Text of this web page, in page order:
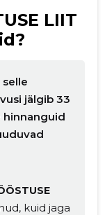
LIIT
jälgib 33
hinnanguid
kuid jaga